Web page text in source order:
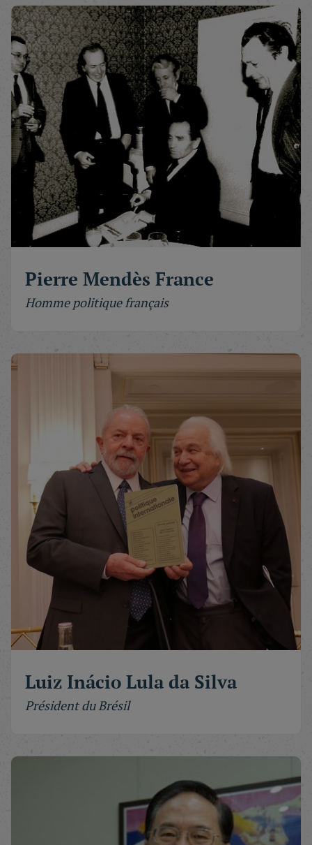
Pierre Mendès France
Homme politique français
Luiz Inácio Lula da Silva
Président du Brésil